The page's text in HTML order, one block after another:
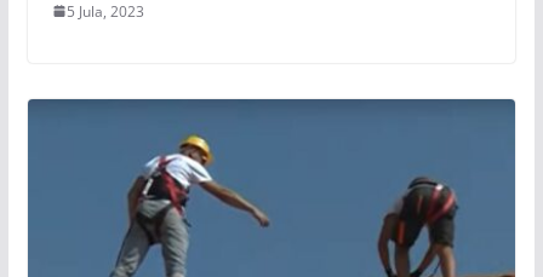
5 Jula, 2023